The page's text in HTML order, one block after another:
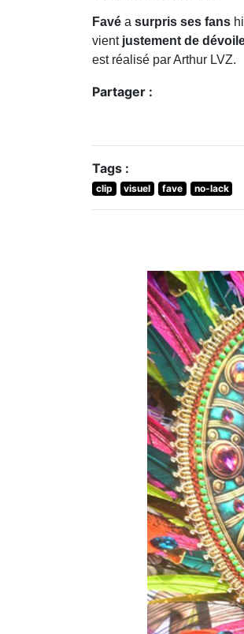
Favé a surpris ses fans
vient justement de
est réalisé par Arthur LVZ.
Partager :
Tags :
clip visuel fave no-lack